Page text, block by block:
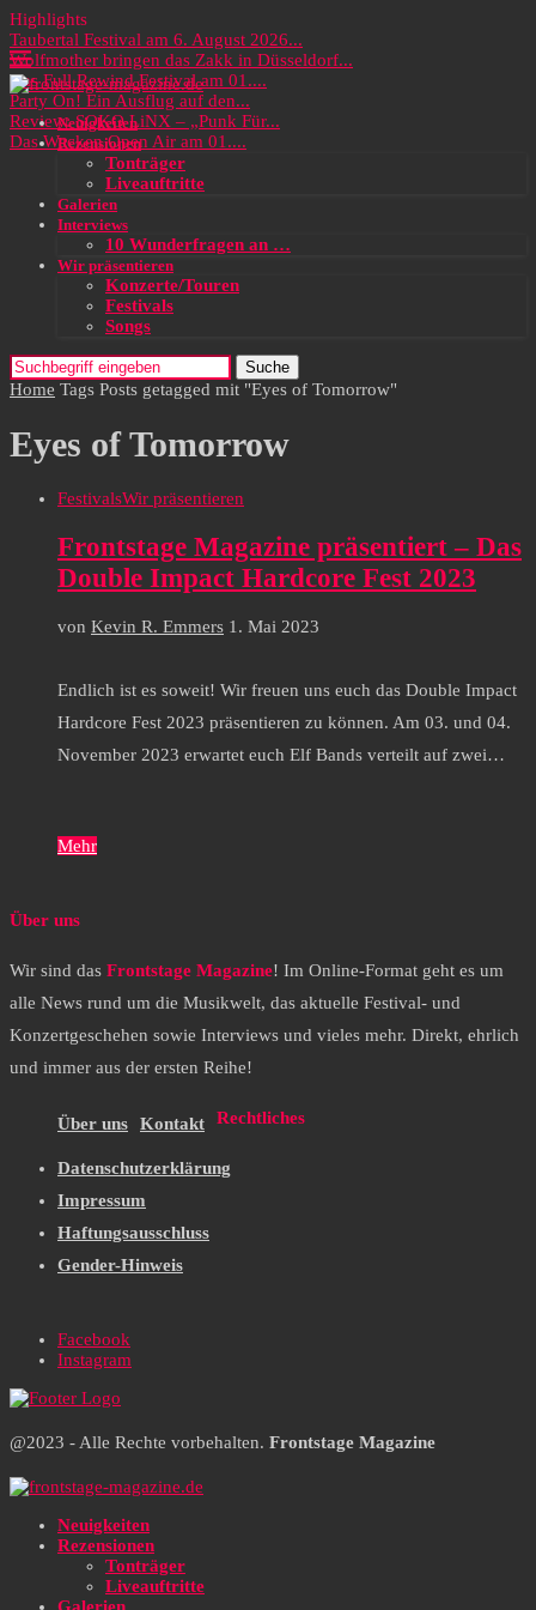
Highlights
Taubertal Festival am 6. August 2026...
Wolfmother bringen das Zakk in Düsseldorf...
Das Full Rewind Festival am 01....
Party On! Ein Ausflug auf den...
Review: SOKO LiNX – „Punk Für...
Das Wacken Open Air am 01....
Neuigkeiten
Rezensionen
Tonträger
Liveauftritte
Galerien
Interviews
10 Wunderfragen an …
Wir präsentieren
Konzerte/Touren
Festivals
Songs
Suche
Home Tags Posts getagged mit "Eyes of Tomorrow"
Eyes of Tomorrow
FestivalsWir präsentieren
Frontstage Magazine präsentiert – Das
Double Impact Hardcore Fest 2023
von Kevin R. Emmers 1. Mai 2023
Endlich ist es soweit! Wir freuen uns euch das Double Impact
Hardcore Fest 2023 präsentieren zu können. Am 03. und 04.
November 2023 erwartet euch Elf Bands verteilt auf zwei…
Mehr
Über uns
Wir sind das Frontstage Magazine! Im Online-Format geht es um
alle News rund um die Musikwelt, das aktuelle Festival- und
Konzertgeschehen sowie Interviews und vieles mehr. Direkt, ehrlich
und immer aus der ersten Reihe!
Über uns Kontakt Rechtliches
Datenschutzerklärung
Impressum
Haftungsausschluss
Gender-Hinweis
Facebook
Instagram
@2023 - Alle Rechte vorbehalten. Frontstage Magazine
Neuigkeiten
Rezensionen
Tonträger
Liveauftritte